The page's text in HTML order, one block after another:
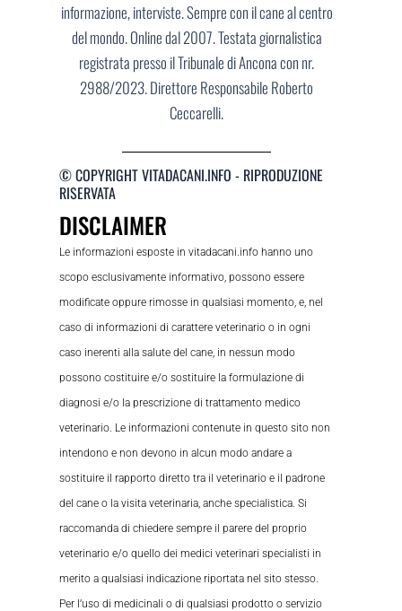
informazione, interviste. Sempre con il cane al centro
del mondo. Online dal 2007. Testata giornalistica
registrata presso il Tribunale di Ancona con nr.
2988/2023. Direttore Responsabile Roberto
Ceccarelli.
© COPYRIGHT VITADACANI.INFO - RIPRODUZIONE
RISERVATA
DISCLAIMER
Le informazioni esposte in vitadacani.info hanno uno
scopo esclusivamente informativo, possono essere
modificate oppure rimosse in qualsiasi momento, e, nel
caso di informazioni di carattere veterinario o in ogni
caso inerenti alla salute del cane, in nessun modo
possono costituire e/o sostituire la formulazione di
diagnosi e/o la prescrizione di trattamento medico
veterinario. Le informazioni contenute in questo sito non
intendono e non devono in alcun modo andare a
sostituire il rapporto diretto tra il veterinario e il padrone
del cane o la visita veterinaria, anche specialistica. Si
raccomanda di chiedere sempre il parere del proprio
veterinario e/o quello dei medici veterinari specialisti in
merito a qualsiasi indicazione riportata nel sito stesso.
Per l’uso di medicinali o di qualsiasi prodotto o servizio